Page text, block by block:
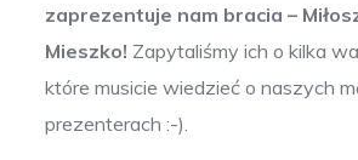
zaprezentuje nam bracia –
Mieszko! Zapytaliśmy ich o kilka
które musicie wiedzieć o naszych
prezenterach :-).